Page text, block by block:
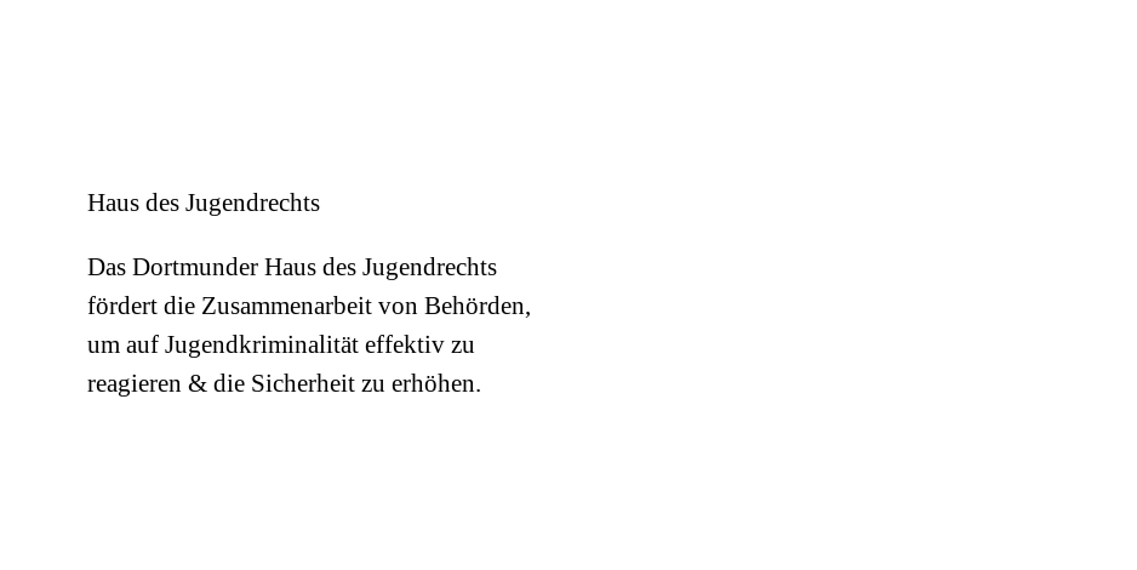
Haus des Jugendrechts
Das Dortmunder Haus des Jugendrechts
fördert die Zusammenarbeit von Behörden,
um auf Jugendkriminalität effektiv zu
reagieren & die Sicherheit zu erhöhen.